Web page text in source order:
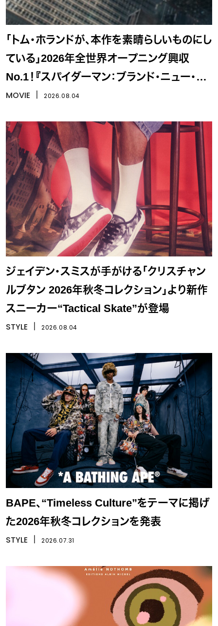
「トム・ホランドが、本作を素晴らしいものにし
ている」2026年全世界オープニング興収
No.1！『スパイダーマン：ブランド・ニュー・デ
イ』
MOVIE 2026.08.04
ジェイデン・スミスが手がける「クリスチャン
ルブタン 2026年秋冬コレクション」より新作
スニーカー“Tactical Skate”が登場
STYLE 2026.08.04
BAPE、“Timeless Culture”をテーマに掲げ
た2026年秋冬コレクションを発表
STYLE 2026.07.31